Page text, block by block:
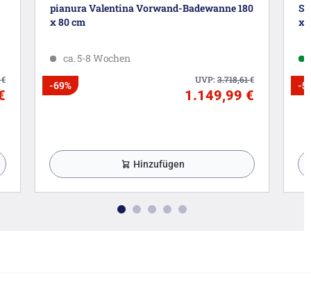
€
pianura Valentina Vorwand-Badewanne 180
x 80 cm
ca. 5-8 Wochen
UVP:3.718,61€
-69%
1.149,99 €
Hinzufügen
x
-